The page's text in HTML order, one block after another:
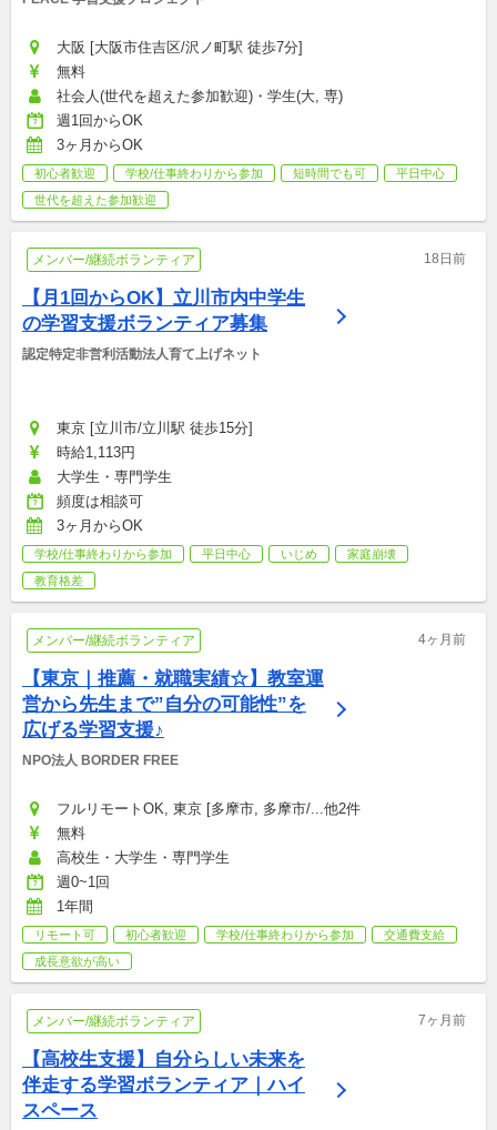
大阪 [大阪市住吉区/沢ノ町駅 徒歩7分]
無料
社会人(世代を超えた参加歓迎)・学生(大, 専)
週1回からOK
3ヶ月からOK
初心者歓迎 学校/仕事終わりから参加 短時間でも可
平日中心
世代を超えた参加歓迎
メンバー/継続ボランティア 18日前
【月1回からOK】立川市内中学生
の学習支援ボランティア募集
認定特定非営利活動法人育て上げネット
東京 [立川市/立川駅 徒歩15分]
時給1,113円
大学生・専門学生
頻度は相談可
3ヶ月からOK
学校/仕事終わりから参加 平日中心 いじめ
家庭崩壊
教育格差
メンバー/継続ボランティア 4ヶ月前
【東京｜推薦・就職実績☆】教室運
営から先生まで”自分の可能性”を
広げる学習支援♪
NPO法人 BORDER FREE
フルリモートOK, 東京 [多摩市, 多摩市/...他2件
無料
高校生・大学生・専門学生
週0~1回
1年間
リモート可 初心者歓迎 学校/仕事終わりから参加
交通費支給
成長意欲が高い
メンバー/継続ボランティア 7ヶ月前
【高校生支援】自分らしい未来を
伴走する学習ボランティア｜ハイ
スペース